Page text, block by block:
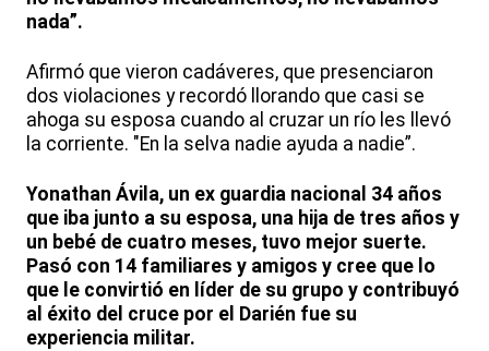
nada”.
Afirmó que vieron cadáveres, que presenciaron
dos violaciones y recordó llorando que casi se
ahoga su esposa cuando al cruzar un río les llevó
la corriente. "En la selva nadie ayuda a nadie”.
Yonathan Ávila, un ex guardia nacional 34 años
que iba junto a su esposa, una hija de tres años y
un bebé de cuatro meses, tuvo mejor suerte.
Pasó con 14 familiares y amigos y cree que lo
que le convirtió en líder de su grupo y contribuyó
al éxito del cruce por el Darién fue su
experiencia militar.